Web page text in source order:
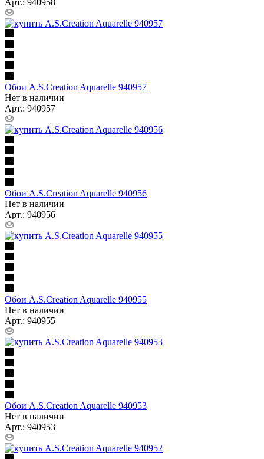
Обои A.S.Creation Aquarelle 940957
Нет в наличии
Арт.: 940957
Обои A.S.Creation Aquarelle 940956
Нет в наличии
Арт.: 940956
Обои A.S.Creation Aquarelle 940955
Нет в наличии
Арт.: 940955
Обои A.S.Creation Aquarelle 940953
Нет в наличии
Арт.: 940953